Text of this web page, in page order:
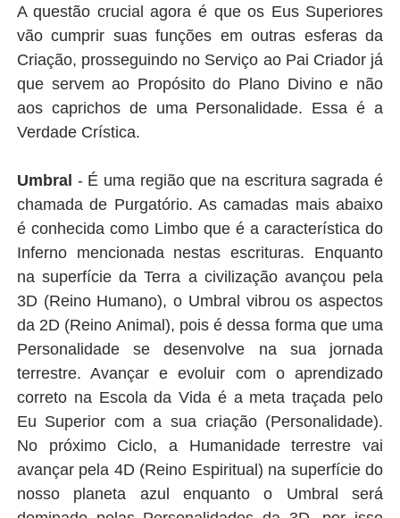
A questão crucial agora é que os Eus Superiores
vão cumprir suas funções em outras esferas da
Criação, prosseguindo no Serviço ao Pai Criador já
que servem ao Propósito do Plano Divino e não
aos caprichos de uma Personalidade. Essa é a
Verdade Crística.
Umbral - É uma região que na escritura sagrada é
chamada de Purgatório. As camadas mais abaixo
é conhecida como Limbo que é a característica do
Inferno mencionada nestas escrituras. Enquanto
na superfície da Terra a civilização avançou pela
3D (Reino Humano), o Umbral vibrou os aspectos
da 2D (Reino Animal), pois é dessa forma que uma
Personalidade se desenvolve na sua jornada
terrestre. Avançar e evoluir com o aprendizado
correto na Escola da Vida é a meta traçada pelo
Eu Superior com a sua criação (Personalidade).
No próximo Ciclo, a Humanidade terrestre vai
avançar pela 4D (Reino Espiritual) na superfície do
nosso planeta azul enquanto o Umbral será